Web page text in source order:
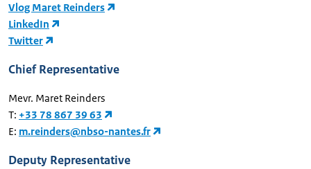
Vlog Maret Reinders
LinkedIn
Twitter
Chief Representative
Mevr. Maret Reinders
T: +33 78 867 39 63
E: m.reinders@nbso-nantes.fr
Deputy Representative